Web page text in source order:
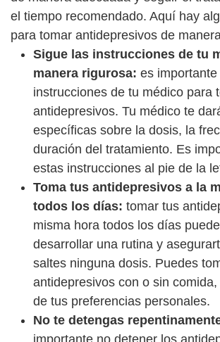
el tiempo recomendado. Aquí hay
para tomar antidepresivos de
Sigue las instrucciones de tu
manera rigurosa: es
instrucciones de tu médico para
antidepresivos. Tu médico te
específicas sobre la dosis, la
duración del tratamiento. Es
estas instrucciones al pie de la
Toma tus antidepresivos a la
todos los días: tomar tus
misma hora todos los días
desarrollar una rutina y
saltes ninguna dosis. Puedes
antidepresivos con o sin
de tus preferencias personales.
No te detengas